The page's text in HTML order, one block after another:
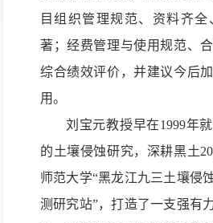
目组织管理规范、资料齐全
著 ； 经费管理与使用规范、
综合绩效评价，并建议今后
用。
刘宝元教授早在1999年
的土壤侵蚀研究， 深耕黑土
师范大学“黑龙江九三土壤侵
测研究站”，打造了一支强有